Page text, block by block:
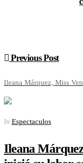
Previous Post
Ileana Márquez, Miss
In Espectaculos
Ileana